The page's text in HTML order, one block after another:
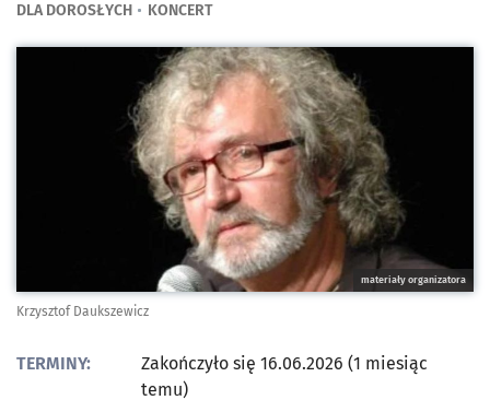
DLA DOROSŁYCH KONCERT
Kliknij, aby powiększyć
materiały organizatora
Krzysztof Daukszewicz
TERMINY:
Zakończyło się 16.06.2026 (1 miesiąc
temu)